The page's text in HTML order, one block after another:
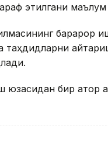
этилгани маълум
барқарор
таҳдидларни
бир қатор